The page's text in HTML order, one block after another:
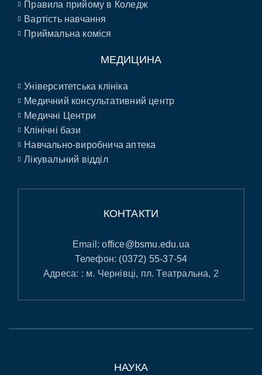
Правила прийому в Коледж
Вартість навчання
Приймальна коміся
МЕДИЦИНА
Університетська клініка
Медичний консультативний центр
Медичні Центри
Клінічні бази
Навчально-виробнича аптека
Лікувальний відділ
КОНТАКТИ
Email:office@bsmu.edu.ua
Телефон: (0372) 55-37-54
Адреса: : м. Чернівці, пл. Театральна, 2
НАУКА